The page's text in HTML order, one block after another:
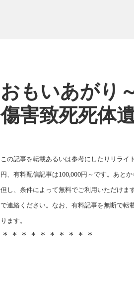
おもいあがり
傷害致死死体
この記事を転載あるいは参考にしたりリライ
円、有料配信記事は100,000円～です。あと
但し、条件によって無料でご利用いただけま
で連絡ください。なお、有料記事を無断で転
ります。
＊＊＊＊＊＊＊＊＊＊